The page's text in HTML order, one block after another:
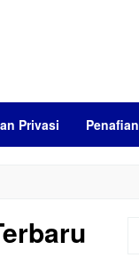
Privasi Penafian